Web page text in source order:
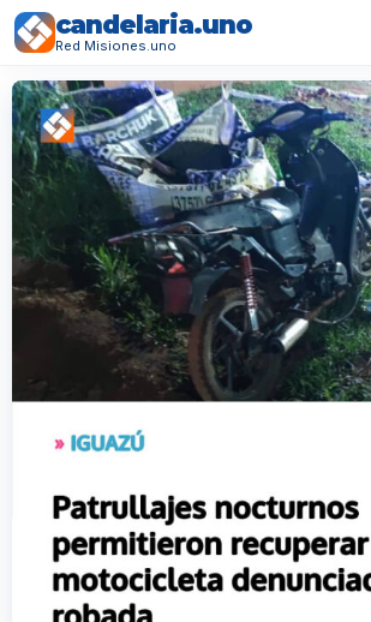
candelaria.uno
Red Misiones.uno